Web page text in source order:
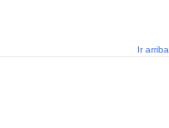
Ir arriba